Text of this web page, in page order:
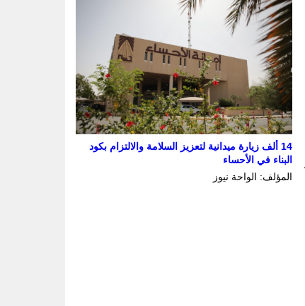
14 ألف زيارة ميدانية لتعزيز السلامة والالتزام بكود
البناء في الأحساء
المؤلف: الواحة نيوز